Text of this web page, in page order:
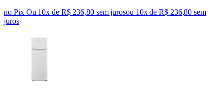
no Pix Ou 10x de R$ 236,80 sem jurosou 10x de R$ 236,80 sem
juros